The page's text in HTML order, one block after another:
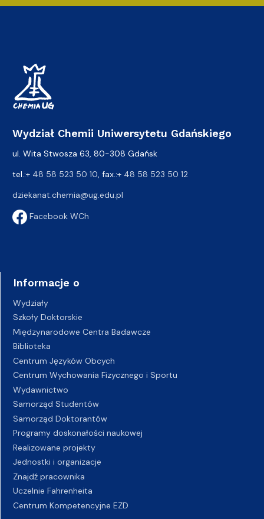
Wydział Chemii Uniwersytetu Gdańskiego
ul. Wita Stwosza 63, 80-308 Gdańsk
tel.:+ 48 58 523 50 10 , fax.:+ 48 58 523 50 12
dziekanat.chemia@ug.edu.pl
Facebook WCh
Informacje o
Wydziały
Szkoły Doktorskie
Międzynarodowe Centra Badawcze
Biblioteka
Centrum Języków Obcych
Centrum Wychowania Fizycznego i Sportu
Wydawnictwo
Samorząd Studentów
Samorząd Doktorantów
Programy doskonałości naukowej
Realizowane projekty
Jednostki i organizacje
Znajdź pracownika
Uczelnie Fahrenheita
Centrum Kompetencyjne EZD